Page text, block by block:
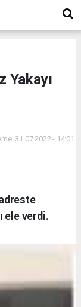
Yakayı
31.07.2022 - 14:01
ele verdi.